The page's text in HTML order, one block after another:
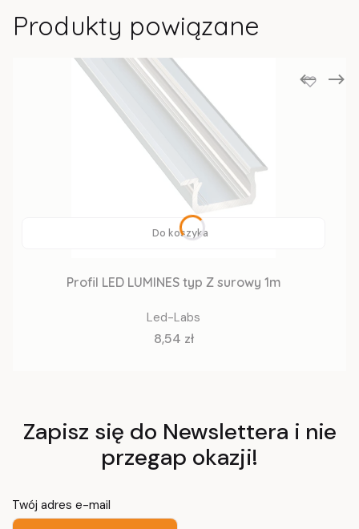
Produkty powiązane
Do koszyka
Profil LED LUMINES typ Z surowy 1m
Led-Labs
Cena
8,54 zł
Zapisz się do Newslettera i nie
przegap okazji!
Twój adres e-mail